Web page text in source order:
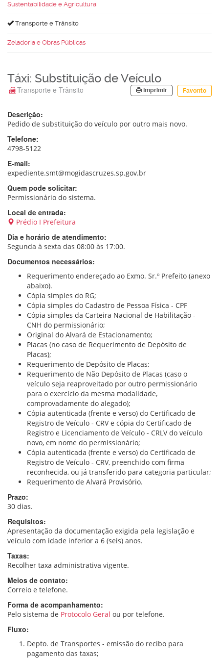
Sustentabilidade e Agricultura
Transporte e Trânsito
Zeladoria e Obras Públicas
Táxi: Substituição de Veículo
Favorito
Imprimir
Transporte e Trânsito
Descrição:
Pedido de substituição do veículo por outro mais novo.
Telefone:
4798-5122
E-mail:
expediente.smt@mogidascruzes.sp.gov.br
Quem pode solicitar:
Permissionário do sistema.
Local de entrada:
Prédio I Prefeitura
Dia e horário de atendimento:
Segunda à sexta das 08:00 às 17:00.
Documentos necessários:
Requerimento endereçado ao Exmo. Sr.º Prefeito (anexo
abaixo).
Cópia simples do RG;
Cópia simples do Cadastro de Pessoa Física - CPF
Cópia simples da Carteira Nacional de Habilitação -
CNH do permissionário;
Original do Alvará de Estacionamento;
Placas (no caso de Requerimento de Depósito de
Placas);
Requerimento de Depósito de Placas;
Requerimento de Não Depósito de Placas (caso o
veículo seja reaproveitado por outro permissionário
para o exercício da mesma modalidade,
comprovadamente do alegado);
Cópia autenticada (frente e verso) do Certificado de
Registro de Veículo - CRV e cópia do Certificado de
Registro e Licenciamento de Veículo - CRLV do veículo
novo, em nome do permissionário;
Cópia autenticada (frente e verso) do Certificado de
Registro de Veículo - CRV, preenchido com firma
reconhecida, ou já transferido para categoria particular;
Requerimento de Alvará Provisório.
Prazo:
30 dias.
Requisitos:
Apresentação da documentação exigida pela legislação e
veículo com idade inferior a 6 (seis) anos.
Taxas:
Recolher taxa administrativa vigente.
Meios de contato:
Correio e telefone.
Forma de acompanhamento:
Pelo sistema de Protocolo Geral ou por telefone.
Fluxo:
Depto. de Transportes - emissão do recibo para
pagamento das taxas;